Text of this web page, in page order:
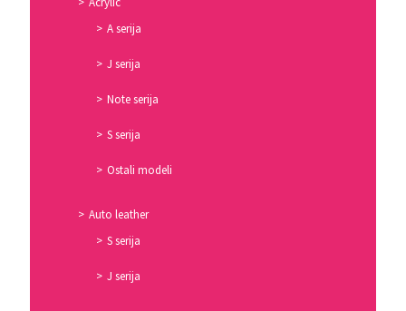
A serija
J serija
Note serija
S serija
Ostali modeli
Auto leather
S serija
J serija